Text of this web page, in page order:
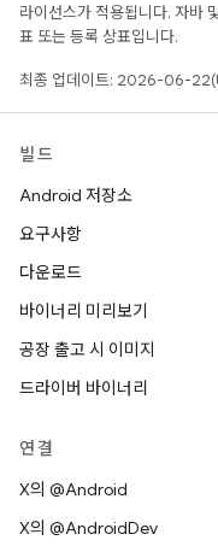
라이선스가 적용됩니다. 자
표 또는 등록 상표입니다.
최종 업데이트: 2026-06-
빌드
Android 저장소
요구사항
다운로드
바이너리 미리보기
공장 출고 시 이미지
드라이버 바이너리
연결
X의 @Android
X의 @AndroidDev